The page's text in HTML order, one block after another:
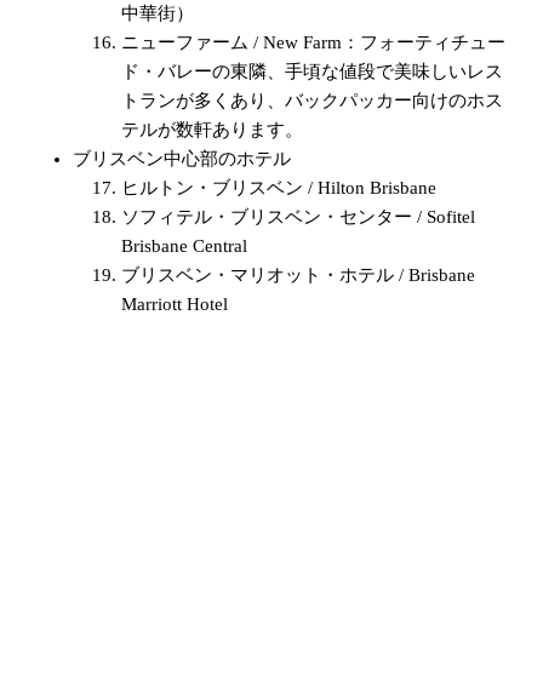
中華街）
ニューファーム / New Farm：フォーティチュー
ド・バレーの東隣、手頃な値段で美味しいレス
トランが多くあり、バックパッカー向けのホス
テルが数軒あります。
ブリスベン中心部のホテル
ヒルトン・ブリスベン / Hilton Brisbane
ソフィテル・ブリスベン・センター / Sofitel
Brisbane Central
ブリスベン・マリオット・ホテル / Brisbane
Marriott Hotel